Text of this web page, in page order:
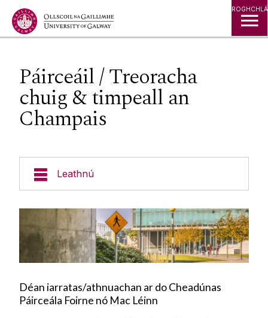
Léim go Ábhar
Páirceáil / Treoracha
chuig & timpeall an
Champais
Leathnú
Deasc Chabhrach/Déan Fabht a
Thuairisciú/Iarratais ar Sheirbhís
Innealtóireacht & Infreastruchtúr
Foirgneamh
Seirbhísí Glantacháin
Déan iarratas/athnuachan ar do Cheadúnas
Páirceála Foirne nó Mac Léinn